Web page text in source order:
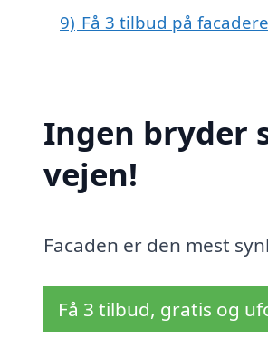
9) Få 3 tilbud på
Ingen bryder
vejen!
Facaden er den mest
Få 3 tilbud, gratis og